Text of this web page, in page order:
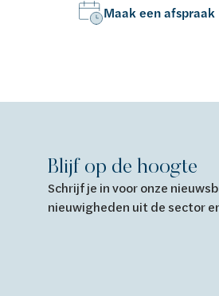
Maak een afspraak
Blijf op de hoogte
Schrijf je in voor onze
nieuwigheden uit de sector